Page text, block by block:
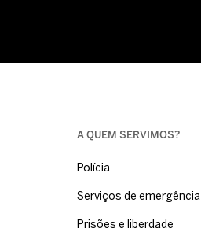
A QUEM SERVIMOS?
Polícia
Serviços de emergência
Prisões e liberdade